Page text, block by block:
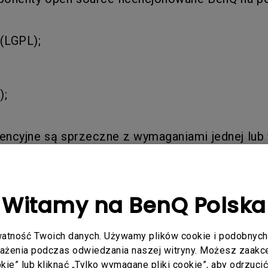
Witamy na BenQ Polska
Twoich danych. Używamy plików cookie i
podczas odwiedzania naszej witryny. Możesz
lub kliknąć „Tylko wymagane pliki cookie”, aby
są sprzeczne z wymaganiami jednej
komponentów open source,
zgadzasz się, że BenQ nie ponosi
trzecie mogą świadczyć wsparcie